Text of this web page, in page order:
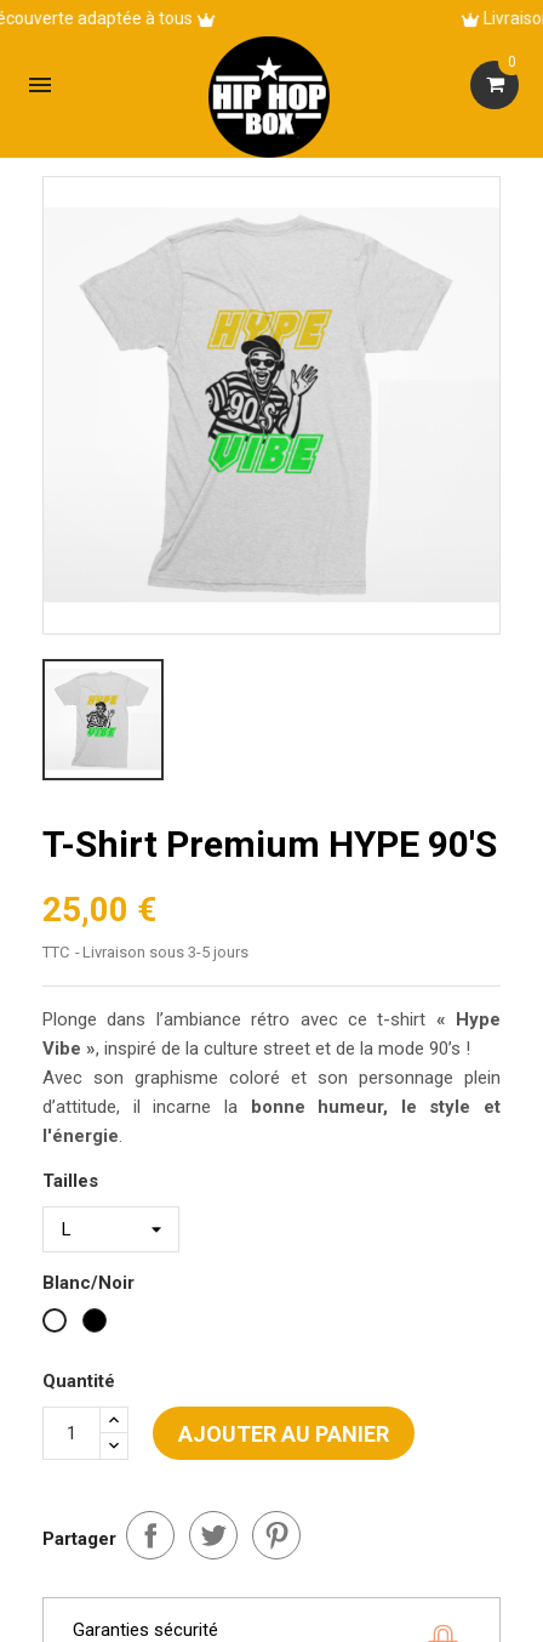
Livraison en 3 à 5 jours !

0
T-Shirt Premium HYPE 90'S
25,00 €
TTC Livraison sous 3-5 jours
Plonge dans l’ambiance rétro avec ce t-shirt « Hype
Vibe », inspiré de la culture street et de la mode 90’s !
Avec son graphisme coloré et son personnage plein
d’attitude, il incarne la bonne humeur, le style et
l'énergie.
Tailles
Blanc/Noir
BlancNoir
Quantité
AJOUTER AU PANIER
Partager
Garanties sécurité